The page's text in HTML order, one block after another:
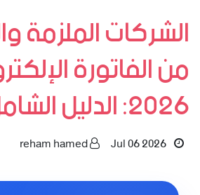
الشركات الملزمة
من الفاتورة
2026: الدليل الشامل
Jul 06 2026
reham hamed